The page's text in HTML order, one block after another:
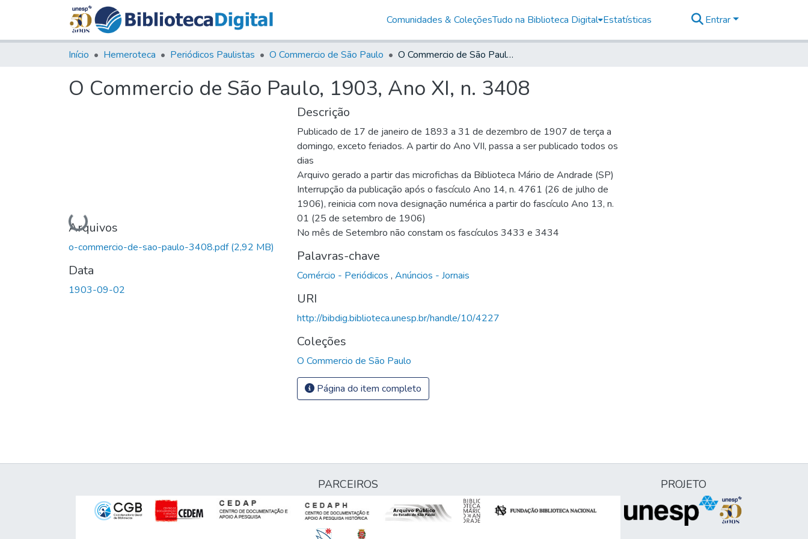
Comunidades & ColeçõesTudo na Biblioteca Digital Estatísticas Entrar
Início Hemeroteca Periódicos Paulistas O Commercio de São Paulo O Commercio de São Paulo, 1903, Ano XI, n. 3408
O Commercio de São Paulo, 1903, Ano XI, n. 3408
Carregando...
Arquivos
o-commercio-de-sao-paulo-3408.pdf(2,92 MB)
Data
1903-09-02
Descrição
Publicado de 17 de janeiro de 1893 a 31 de dezembro de 1907 de terça a
domingo, exceto feriados. A partir do Ano VII, passa a ser publicado todos os
dias
Arquivo gerado a partir das microfichas da Biblioteca Mário de Andrade (SP)
Interrupção da publicação após o fascículo Ano 14, n. 4761 (26 de julho de
1906), reinicia com nova designação numérica a partir do fascículo Ano 13, n.
01 (25 de setembro de 1906)
No mês de Setembro não constam os fascículos 3433 e 3434
Palavras-chave
Comércio - Periódicos , Anúncios - Jornais
URI
http://bibdig.biblioteca.unesp.br/handle/10/4227
Coleções
O Commercio de São Paulo
Página do item completo
PARCEIROS PROJETO